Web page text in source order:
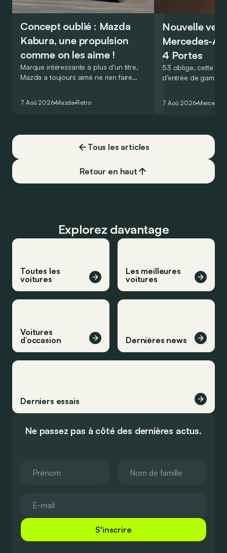
Concept oublié : Mazda
Kabura, une propulsion
comme on les aime !
Marque intéressante à plus d’un titre,
Mazda a toujours aimé ne rien faire
de la plus belle des manières…
7 Aoû 2026 Mazda Retro
Nouvelle
Mercedes-
4 Portes
53 oblige, cette
d’entrée de
moins…
7 Aoû 2026 Mercedes
Tous les articles
Retour en haut
Explorez davantage
Toutes les
voitures
Les meilleures
voitures
Voitures
d’occasion
Dernières news
Derniers essais
Ne passez pas à côté des dernières actus.
S'inscrire